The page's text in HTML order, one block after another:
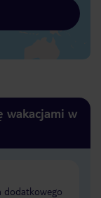
wakacjami w
dodatkowego